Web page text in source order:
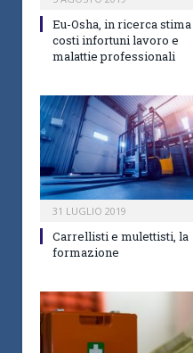
Eu-Osha, in ricerca stima
costi infortuni lavoro e
malattie professionali
31 LUGLIO 2019
Carrellisti e mulettisti, la
formazione